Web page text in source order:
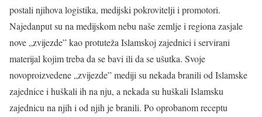
postali njihova logistika, medijski pokrovitelji i promotori.
Najedanput su na medijskom nebu naše zemlje i regiona zasjale
nove „zvijezde” kao protuteža Islamskoj zajednici i servirani
materijal kojim treba da se bavi ili da se ušutka. Svoje
novoproizvedene „zvijezde” mediji su nekada branili od Islamske
zajednice i huškali ih na nju, a nekada su huškali Islamsku
zajednicu na njih i od njih je branili. Po oprobanom receptu